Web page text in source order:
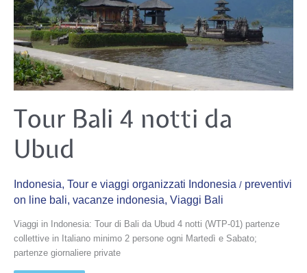
Tour Bali 4 notti da
Ubud
Indonesia, Tour e viaggi organizzati Indonesia / preventivi
on line bali, vacanze indonesia, Viaggi Bali
Viaggi in Indonesia: Tour di Bali da Ubud 4 notti (WTP-01) partenze
collettive in Italiano minimo 2 persone ogni Martedì e Sabato;
partenze giornaliere private
Tour
Bali
4
notti
da
Ubud